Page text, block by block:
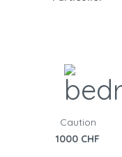
Caution
1000 CHF